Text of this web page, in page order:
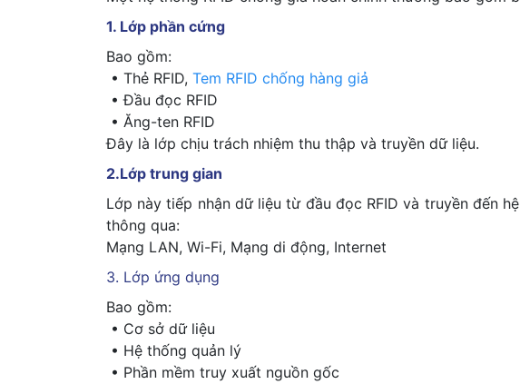
1. Lớp phần cứng
Bao gồm:
• Thẻ RFID, Tem RFID chống hàng giả
• Đầu đọc RFID
• Ăng-ten RFID
Đây là lớp chịu trách nhiệm thu thập và truyền dữ liệu.
2.Lớp trung gian
Lớp này tiếp nhận dữ liệu từ đầu đọc RFID và truyền đến
thông qua:
Mạng LAN, Wi-Fi, Mạng di động, Internet
3. Lớp ứng dụng
Bao gồm:
• Cơ sở dữ liệu
• Hệ thống quản lý
• Phần mềm truy xuất nguồn gốc